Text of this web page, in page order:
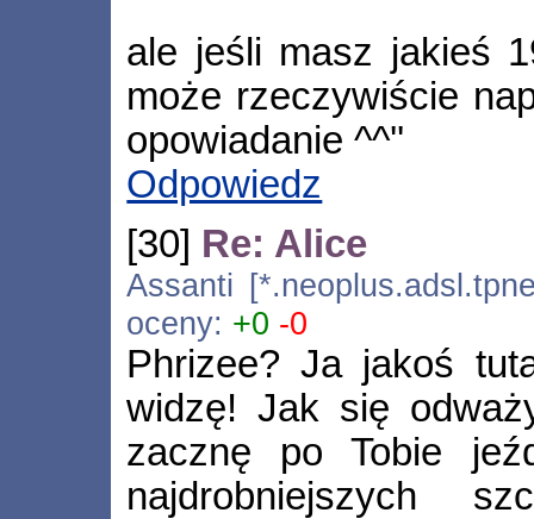
ale jeśli masz jakieś
może rzeczywiście
opowiadanie ^^''
Odpowiedz
[30] Re: Alice
Assanti
oceny: +0 -0
Phrizee? Ja jakoś
widzę! Jak się
zacznę po Tobie
najdrobniejszych